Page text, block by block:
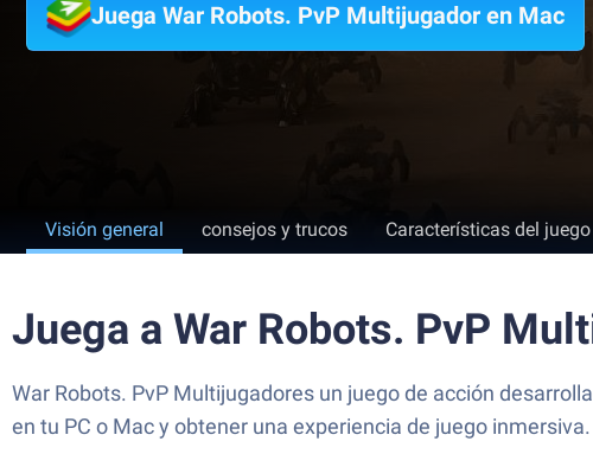
Juega War Robots. PvP Multijugador en Mac
Visión general consejos y trucos Características del juego
Juega a War Robots. PvP
War Robots. PvP Multijugadores un juego de acción
en tu PC o Mac y obtener una experiencia de juego inmersiva.